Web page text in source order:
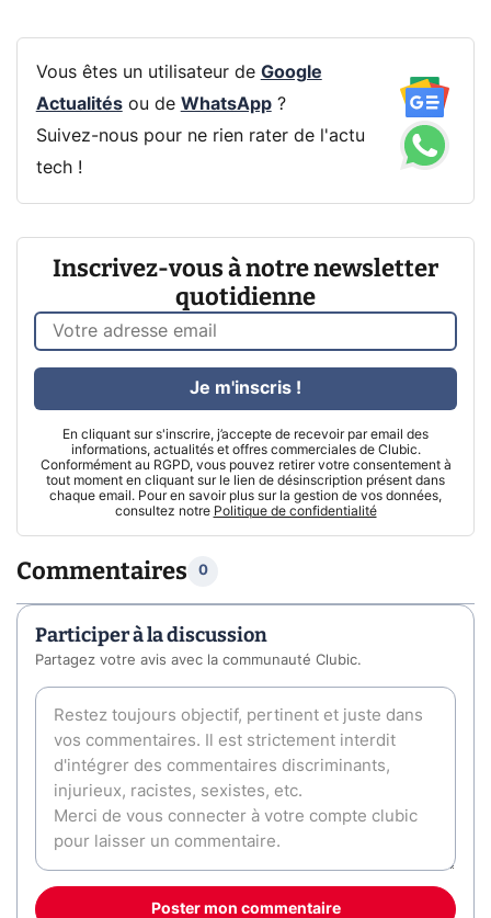
Vous êtes un utilisateur de Google
Actualitésou de WhatsApp?
Suivez-nous pour ne rien rater de l'actu
tech !
Inscrivez-vous à notre newsletter
quotidienne
En cliquant sur s'inscrire, j’accepte de recevoir par email des
informations, actualités et offres commerciales de Clubic.
Conformément au RGPD, vous pouvez retirer votre consentement à
tout moment en cliquant sur le lien de désinscription présent dans
chaque email. Pour en savoir plus sur la gestion de vos données,
consultez notre Politique de confidentialité
Je m'inscris !
Commentaires 0
Participer à la discussion
Partagez votre avis avec la communauté Clubic.
Poster mon commentaire